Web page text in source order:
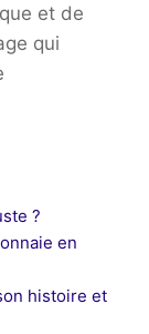
et de
qui
?
en
histoire et